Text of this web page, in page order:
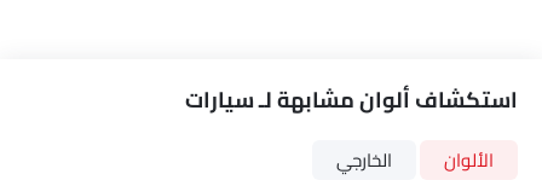
استكشاف ألوان مشابهة لـ سيارات
الألوان الخارجي